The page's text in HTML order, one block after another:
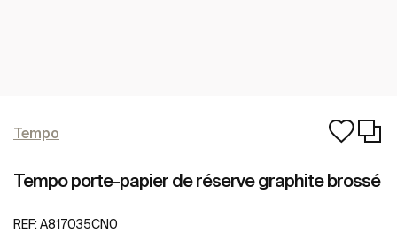
Tempo
Tempo porte-papier de réserve graphite brossé
REF: A817035CN0